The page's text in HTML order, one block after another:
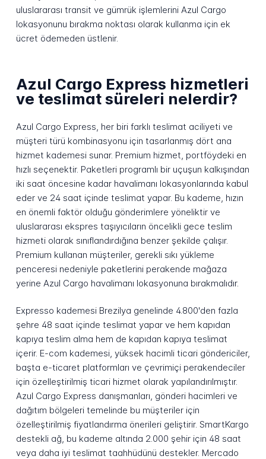
uluslararası transit ve gümrük işlemlerini Azul Cargo
lokasyonunu bırakma noktası olarak kullanma için ek
ücret ödemeden üstlenir.
Azul Cargo Express hizmetleri
ve teslimat süreleri nelerdir?
Azul Cargo Express, her biri farklı teslimat aciliyeti ve
müşteri türü kombinasyonu için tasarlanmış dört ana
hizmet kademesi sunar. Premium hizmet, portföydeki en
hızlı seçenektir. Paketleri programlı bir uçuşun kalkışından
iki saat öncesine kadar havalimanı lokasyonlarında kabul
eder ve 24 saat içinde teslimat yapar. Bu kademe, hızın
en önemli faktör olduğu gönderimlere yöneliktir ve
uluslararası ekspres taşıyıcıların öncelikli gece teslim
hizmeti olarak sınıflandırdığına benzer şekilde çalışır.
Premium kullanan müşteriler, gerekli sıkı yükleme
penceresi nedeniyle paketlerini perakende mağaza
yerine Azul Cargo havalimanı lokasyonuna bırakmalıdır.
Expresso kademesi Brezilya genelinde 4.800'den fazla
şehre 48 saat içinde teslimat yapar ve hem kapıdan
kapıya teslim alma hem de kapıdan kapıya teslimat
içerir. E-com kademesi, yüksek hacimli ticari göndericiler,
başta e-ticaret platformları ve çevrimiçi perakendeciler
için özelleştirilmiş ticari hizmet olarak yapılandırılmıştır.
Azul Cargo Express danışmanları, gönderi hacimleri ve
dağıtım bölgeleri temelinde bu müşteriler için
özelleştirilmiş fiyatlandırma önerileri geliştirir. SmartKargo
destekli ağ, bu kademe altında 2.000 şehir için 48 saat
veya daha iyi teslimat taahhüdünü destekler. Mercado